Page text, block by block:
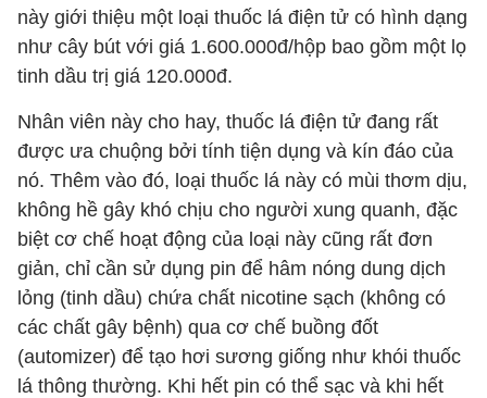
này giới thiệu một loại thuốc lá điện tử có hình dạng
như cây bút với giá 1.600.000đ/hộp bao gồm một lọ
tinh dầu trị giá 120.000đ.
Nhân viên này cho hay, thuốc lá điện tử đang rất
được ưa chuộng bởi tính tiện dụng và kín đáo của
nó. Thêm vào đó, loại thuốc lá này có mùi thơm dịu,
không hề gây khó chịu cho người xung quanh, đặc
biệt cơ chế hoạt động của loại này cũng rất đơn
giản, chỉ cần sử dụng pin để hâm nóng dung dịch
lỏng (tinh dầu) chứa chất nicotine sạch (không có
các chất gây bệnh) qua cơ chế buồng đốt
(automizer) để tạo hơi sương giống như khói thuốc
lá thông thường. Khi hết pin có thể sạc và khi hết